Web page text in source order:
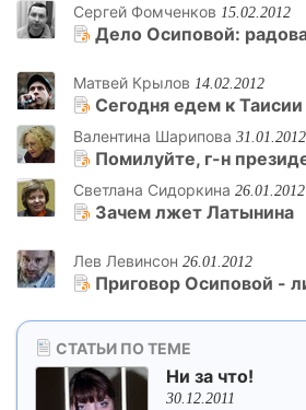
Сергей Фомченков 15.02.2012
Дело Осиповой:
Матвей Крылов 14.02.2012
Сегодня едем к Таисии
Валентина Шарипова 31.01.2012
Помилуйте, г-н
Светлана Сидоркина 26.01.2012
Зачем лжет Латынина
Лев Левинсон 26.01.2012
Приговор Осиповой -
СТАТЬИ ПО ТЕМЕ
Ни за что!
30.12.2011